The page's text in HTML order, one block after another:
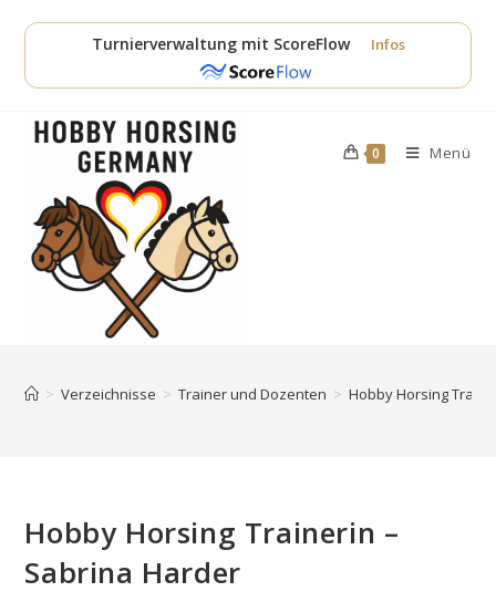
Inhalt
Turnierverwaltung mit ScoreFlow Infos
0 Menü
> Verzeichnisse > Trainer und Dozenten > Hobby Horsing
Hobby Horsing Trainerin –
Sabrina Harder